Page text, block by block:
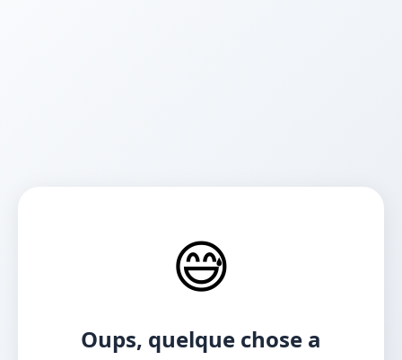
😅
Oups, quelque chose a